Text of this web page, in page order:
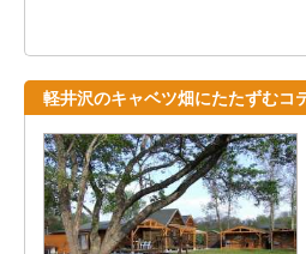
軽井沢のキャベツ畑にたたずむコ